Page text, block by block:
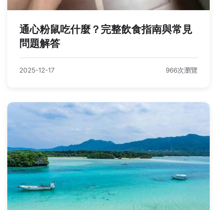
通心粉鼠吃什麼？完整飲食指南與常見
問題解答
2025-12-17 966次瀏覽